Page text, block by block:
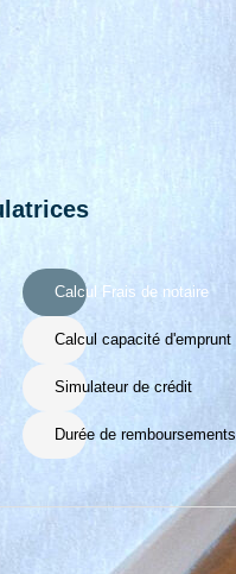
Calcul Frais de notaire
Calcul capacité d'emprunt
Simulateur de crédit
Durée de remboursements